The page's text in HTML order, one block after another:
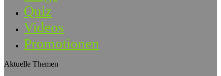
Quiz
Videos
Promotionen
Aktuelle Themen